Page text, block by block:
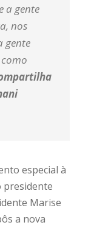
a gente
nos
gente
especial à
presidente
Marise
a nova